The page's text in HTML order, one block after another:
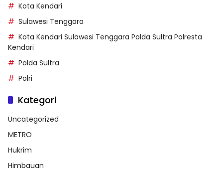
Kota Kendari
Sulawesi Tenggara
Kota Kendari Sulawesi Tenggara Polda Sultra Polresta
Kendari
Polda Sultra
Polri
Kategori
Uncategorized
METRO
Hukrim
Himbauan